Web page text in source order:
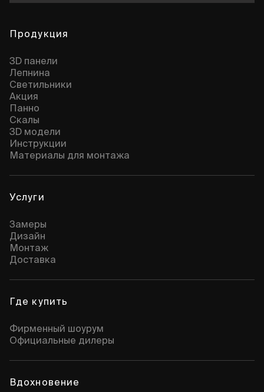
Продукция
3D панели
Лепнина
Cветильники
Акция
Панно
Скалы
3D модели
Инструкции
Материалы для монтажа
Услуги
Замеры
Дизайн
Монтаж
Доставка
Где купить
Фирменный шоурум
Официальные дилеры
Вдохновение